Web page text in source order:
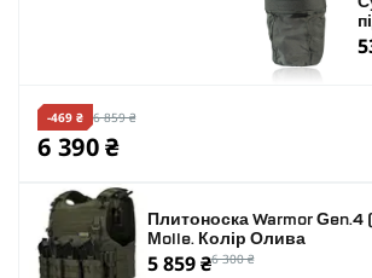
Для бронеплит розміром (мм)
-469 ₴ 6 859 ₴
6 390 ₴
Плитоноска Warmor
Molle. Колір Олива
5 859 ₴6 300 ₴